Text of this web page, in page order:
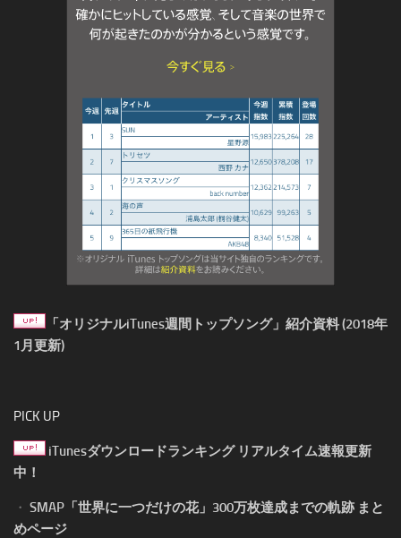
「オリジナルiTunes週間トップソング」紹介資料 (2018年
1月更新)
PICK UP
iTunesダウンロードランキング リアルタイム速報更新
中！
・ SMAP「世界に一つだけの花」300万枚達成までの軌跡 まと
めページ